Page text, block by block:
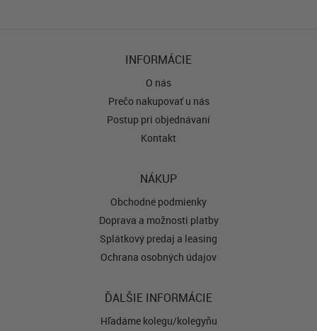
INFORMÁCIE
O nás
Prečo nakupovať u nás
Postup pri objednávaní
Kontakt
NÁKUP
Obchodné podmienky
Doprava a možnosti platby
Splátkový predaj a leasing
Ochrana osobných údajov
ĎALŠIE INFORMÁCIE
Hľadáme kolegu/kolegyňu